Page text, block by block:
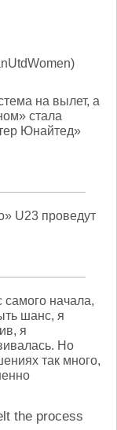
на вылет, а
стала
Юнайтед»
U23 проведут
начала,
шанс, я
я
Но
так много,
the process